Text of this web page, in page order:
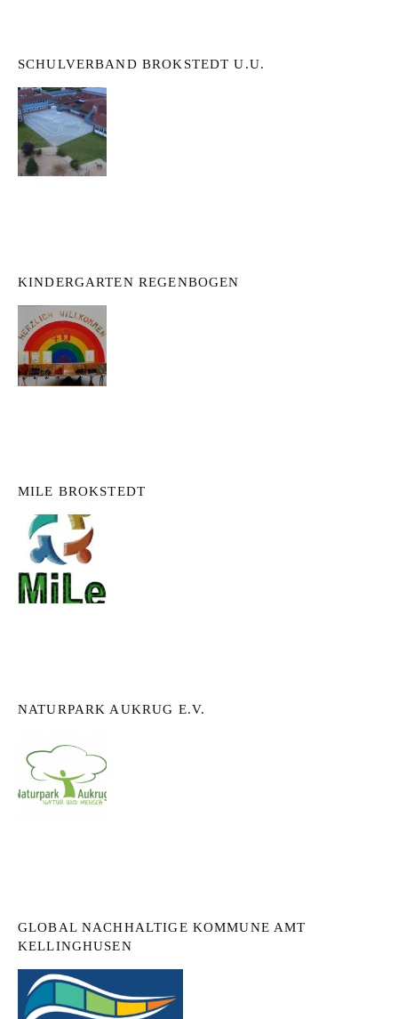
SCHULVERBAND BROKSTEDT U.U.
KINDERGARTEN REGENBOGEN
MILE BROKSTEDT
NATURPARK AUKRUG E.V.
GLOBAL NACHHALTIGE KOMMUNE AMT
KELLINGHUSEN